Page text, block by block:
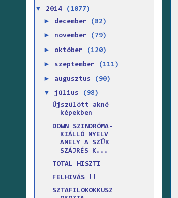
▼ 2014 (1077)
► december (82)
► november (79)
► október (120)
► szeptember (111)
► augusztus (90)
▼ július
(98)
Újszülött akné
képekben
DOWN SZINDRÓMA-
KIÁLLÓ NYELV
AMELY A SZŰK
SZÁJRÉS K...
TOTAL HISZTI
FELHIVÁS !!
SZTAFILOKOKKUSZ